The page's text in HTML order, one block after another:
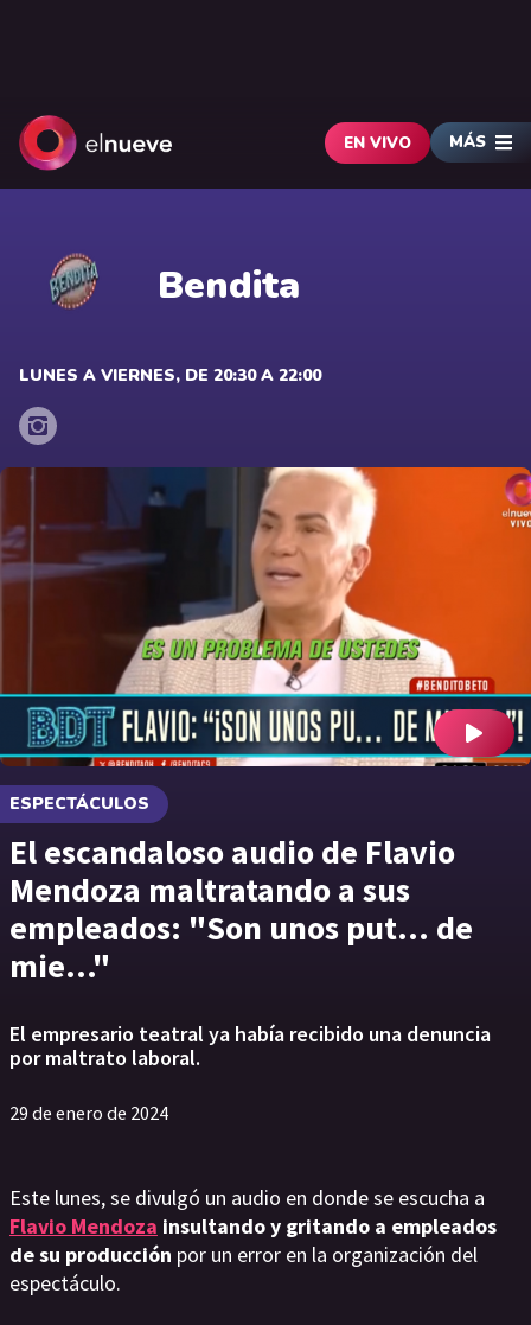
EN VIVO MÁS
Bendita
LUNES A VIERNES, DE 20:30 A 22:00
ESPECTÁCULOS
El escandaloso audio de Flavio
Mendoza maltratando a sus
empleados: "Son unos put... de
mie..."
El empresario teatral ya había recibido una denuncia
por maltrato laboral.
29 de enero de 2024
Este lunes, se divulgó un audio en donde se escucha a
Flavio Mendoza insultando y gritando a empleados
de su producción por un error en la organización del
espectáculo.